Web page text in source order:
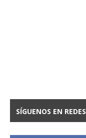
SÍGUENOS EN REDES